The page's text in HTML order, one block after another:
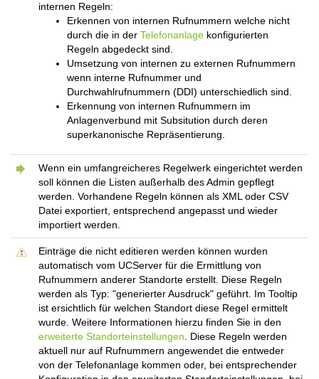
internen Regeln:
Erkennen von internen Rufnummern welche nicht
durch die in der Telefonanlage konfigurierten
Regeln abgedeckt sind.
Umsetzung von internen zu externen Rufnummern
wenn interne Rufnummer und
Durchwahlrufnummern (DDI) unterschiedlich sind.
Erkennung von internen Rufnummern im
Anlagenverbund mit Subsitution durch deren
superkanonische Repräsentierung.
Wenn ein umfangreicheres Regelwerk eingerichtet werden
soll können die Listen außerhalb des Admin gepflegt
werden. Vorhandene Regeln können als XML oder CSV
Datei exportiert, entsprechend angepasst und wieder
importiert werden.
Einträge die nicht editieren werden können wurden
automatisch vom UCServer für die Ermittlung von
Rufnummern anderer Standorte erstellt. Diese Regeln
werden als Typ: "generierter Ausdruck" geführt. Im Tooltip
ist ersichtlich für welchen Standort diese Regel ermittelt
wurde. Weitere Informationen hierzu finden Sie in den
erweiterte Standorteinstellungen . Diese Regeln werden
aktuell nur auf Rufnummern angewendet die entweder
von der Telefonanlage kommen oder, bei entsprechender